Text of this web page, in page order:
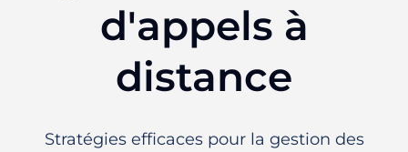
d'appels à
distance
Stratégies efficaces pour la gestion des